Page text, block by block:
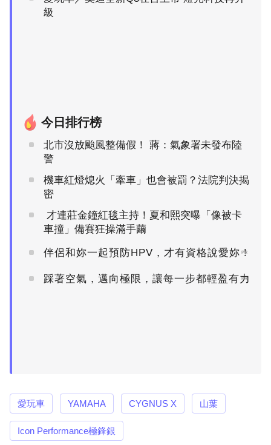
級
今日排行榜
北市沒放颱風整備假！ 蔣：氣象署未發布陸
警
機車紅燈熄火「牽車」也會被罰？法院判決揭
密
車撞」備賽狂操滿手繭
伴侶和妳一起預防HPV，才有資格說愛妳！
PR
踩著空氣，邁向極限，讓每一步都輕盈有力
PR
愛玩車 YAMAHA CYGNUS X 山葉
Icon Performance極鋒銀